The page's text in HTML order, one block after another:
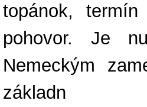
topánok,
pohovor. Je
Nemeckým
základn